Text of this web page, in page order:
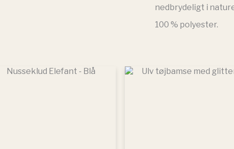
nedbrydeligt i
100 % polyester.